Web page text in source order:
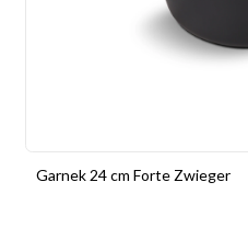
Garnek 24 cm Forte Zwieger